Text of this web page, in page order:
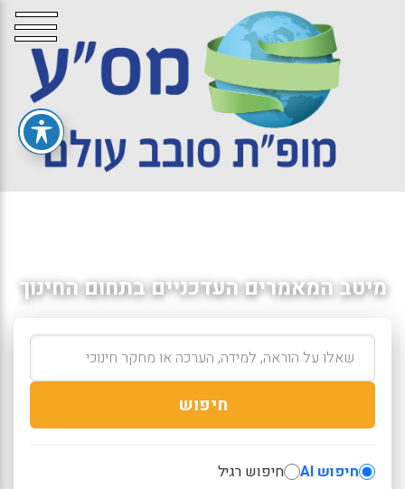
מיטב המאמרים העדכניים בתחום החינוך
חיפוש
חיפוש AI חיפוש רגיל